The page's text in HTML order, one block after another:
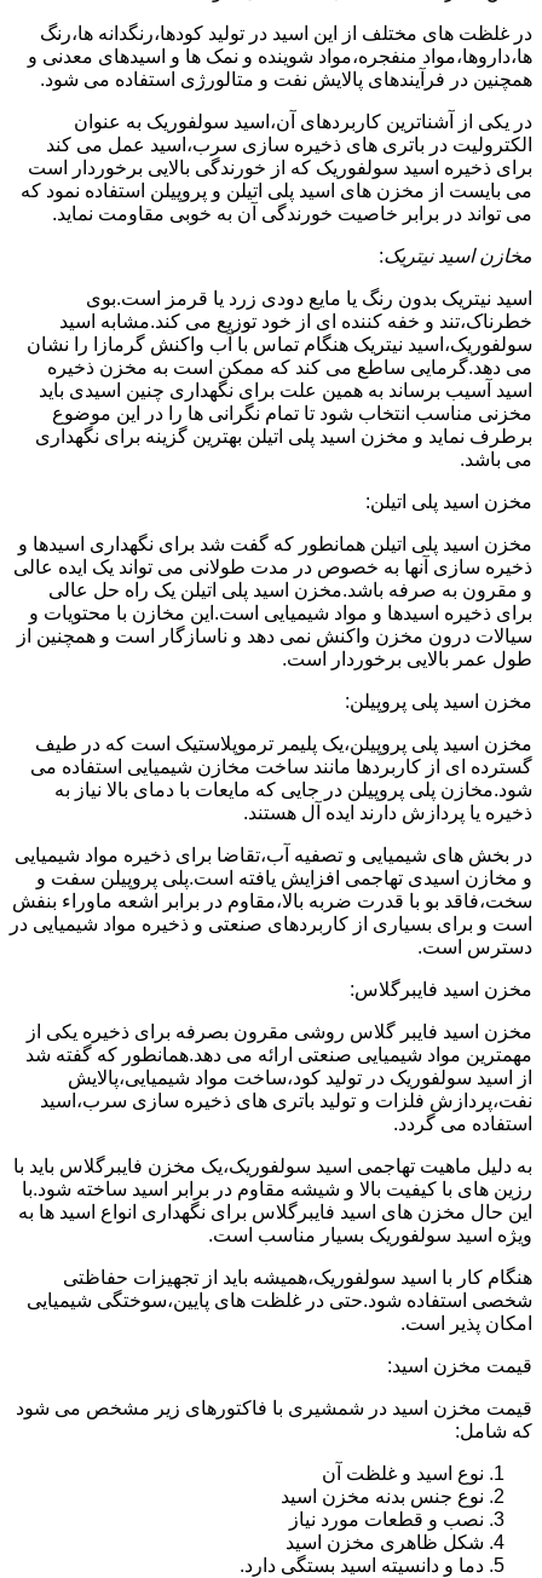
در غلظت های مختلف از این اسید در تولید کودها،رنگدانه ها،رنگ
ها،داروها،مواد منفجره،مواد شوینده و نمک ها و اسیدهای معدنی و
همچنین در فرآیندهای پالایش نفت و متالورژی استفاده می شود.
در یکی از آشناترین کاربردهای آن،اسید سولفوریک به عنوان
الکترولیت در باتری های ذخیره سازی سرب،اسید عمل می کند
برای ذخیره اسید سولفوریک که از خورندگی بالایی برخوردار است
می بایست از مخزن های اسید پلی اتیلن و پروپیلن استفاده نمود که
می تواند در برابر خاصیت خورندگی آن به خوبی مقاومت نماید.
مخازن اسید نیتریک:
اسید نیتریک بدون رنگ یا مایع دودی زرد یا قرمز است.بوی
خطرناک،تند و خفه کننده ای از خود توزیع می کند.مشابه اسید
سولفوریک،اسید نیتریک هنگام تماس با آب واکنش گرمازا را نشان
می دهد.گرمایی ساطع می کند که ممکن است به مخزن ذخیره
اسید آسیب برساند به همین علت برای نگهداری چنین اسیدی باید
مخزنی مناسب انتخاب شود تا تمام نگرانی ها را در این موضوع
برطرف نماید و مخزن اسید پلی اتیلن بهترین گزینه برای نگهداری
می باشد.
مخزن اسید پلی اتیلن:
مخزن اسید پلی اتیلن همانطور که گفت شد برای نگهداری اسیدها و
ذخیره سازی آنها به خصوص در مدت طولانی می تواند یک ایده عالی
و مقرون به صرفه باشد.مخزن اسید پلی اتیلن یک راه حل عالی
برای ذخیره اسیدها و مواد شیمیایی است.این مخازن با محتویات و
سیالات درون مخزن واکنش نمی دهد و ناسازگار است و همچنین از
طول عمر بالایی برخوردار است.
مخزن اسید پلی پروپیلن:
مخزن اسید پلی پروپیلن،یک پلیمر ترموپلاستیک است که در طیف
گسترده ای از کاربردها مانند ساخت مخازن شیمیایی استفاده می
شود.مخازن پلی پروپیلن در جایی که مایعات با دمای بالا نیاز به
ذخیره یا پردازش دارند ایده آل هستند.
در بخش های شیمیایی و تصفیه آب،تقاضا برای ذخیره مواد شیمیایی
و مخازن اسیدی تهاجمی افزایش یافته است.پلی پروپیلن سفت و
سخت،فاقد بو با قدرت ضربه بالا،مقاوم در برابر اشعه ماوراء بنفش
است و برای بسیاری از کاربردهای صنعتی و ذخیره مواد شیمیایی در
دسترس است.
مخزن اسید فایبرگلاس:
مخزن اسید فایبر گلاس روشی مقرون بصرفه برای ذخیره یکی از
مهمترین مواد شیمیایی صنعتی ارائه می دهد.همانطور که گفته شد
از اسید سولفوریک در تولید کود،ساخت مواد شیمیایی،پالایش
نفت،پردازش فلزات و تولید باتری های ذخیره سازی سرب،اسید
استفاده می گردد.
به دلیل ماهیت تهاجمی اسید سولفوریک،یک مخزن فایبرگلاس باید با
رزین های با کیفیت بالا و شیشه مقاوم در برابر اسید ساخته شود.با
این حال مخزن های اسید فایبرگلاس برای نگهداری انواع اسید ها به
ویژه اسید سولفوریک بسیار مناسب است.
هنگام کار با اسید سولفوریک،همیشه باید از تجهیزات حفاظتی
شخصی استفاده شود.حتی در غلظت های پایین،سوختگی شیمیایی
امکان پذیر است.
قیمت مخزن اسید:
قیمت مخزن اسید در شمشیری با فاکتورهای زیر مشخص می شود
که شامل:
نوع اسید و غلظت آن
نوع جنس بدنه مخزن اسید
نصب و قطعات مورد نیاز
شکل ظاهری مخزن اسید
دما و دانسیته اسید بستگی دارد.